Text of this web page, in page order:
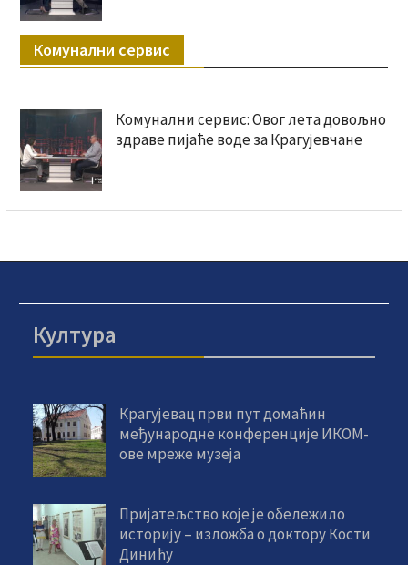
Комунални сервис
Комунални сервис: Овог лета довољно
здраве пијаће воде за Крагујевчане
Култура
Крагујевац први пут домаћин
међународне конференције ИКОМ-
ове мреже музеја
Пријатељство које је обележило
историју – изложба о доктору Кости
Динићу